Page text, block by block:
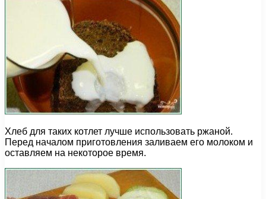
Хлеб для таких котлет лучше использовать ржаной.
Перед началом приготовления заливаем его молоком и
оставляем на некоторое время.